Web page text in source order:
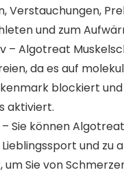
Verstauchungen,
und zum
– Algotreat
da es auf
blockiert
aktiviert.
– Sie können
Lieblingssport und
Sie von